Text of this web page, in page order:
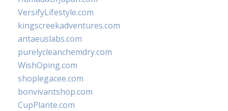
VersifyLifestyle.com
kingscreekadventures.com
antaeuslabs.com
purelycleanchemdry.com
WishOping.com
shoplegacee.com
bonvivantshop.com
CupPlante.com